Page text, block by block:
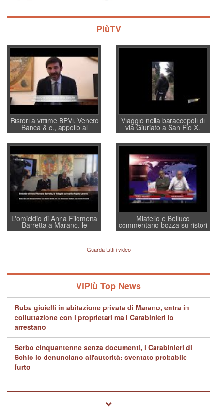
PiùTV
Ristori a vittime BPVi, Veneto
Banca & c., appello al
sottosegretario Alessio
Villarosa: per mettere ordine
convochi con Di Maio CNCU
a supporto della cabina di
regia al Mef
Viaggio nella baraccopoli di
via Giuriato a San Pio X.
Vicenza ai Vicentini: “faremo
un regalo di Natale ai
residenti”
L'omicidio di Anna Filomena
Barretta a Marano, le
indagini dei carabinieri di
Lavarra: più avvincenti di
quelle di... Barbara D'Urso
Miatello e Belluco
commentano bozza su ristori
BPVi e Veneto Banca
Guarda tutti i video
ViPiù Top News
Ruba gioielli in abitazione privata di Marano, entra in
colluttazione con i proprietari ma i Carabinieri lo
arrestano
Serbo cinquantenne senza documenti, i Carabinieri di
Schio lo denunciano all'autorità: sventato probabile
furto